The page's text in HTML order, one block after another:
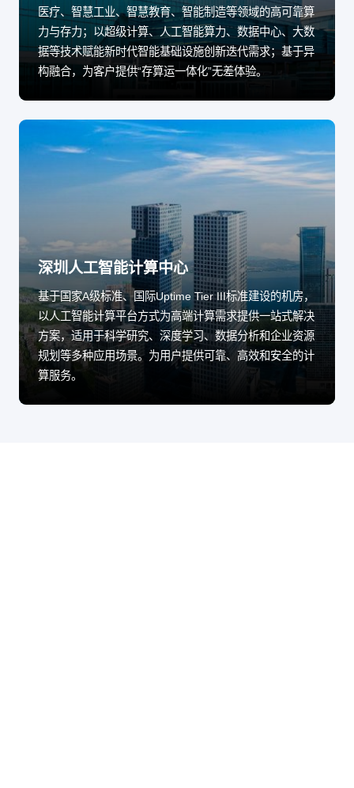
医疗、智慧工业、智慧教育、智能制造等领域的高可靠算
力与存力；以超级计算、人工智能算力、数据中心、大数
据等技术赋能新时代智能基础设施创新迭代需求；基于异
构融合，为客户提供“存算运一体化”无差体验。
深圳人工智能计算中心
基于国家A级标准、国际Uptime Tier III标准建设的机房，
以人工智能计算平台方式为高端计算需求提供一站式解决
方案，适用于科学研究、深度学习、数据分析和企业资源
规划等多种应用场景。为用户提供可靠、高效和安全的计
算服务。